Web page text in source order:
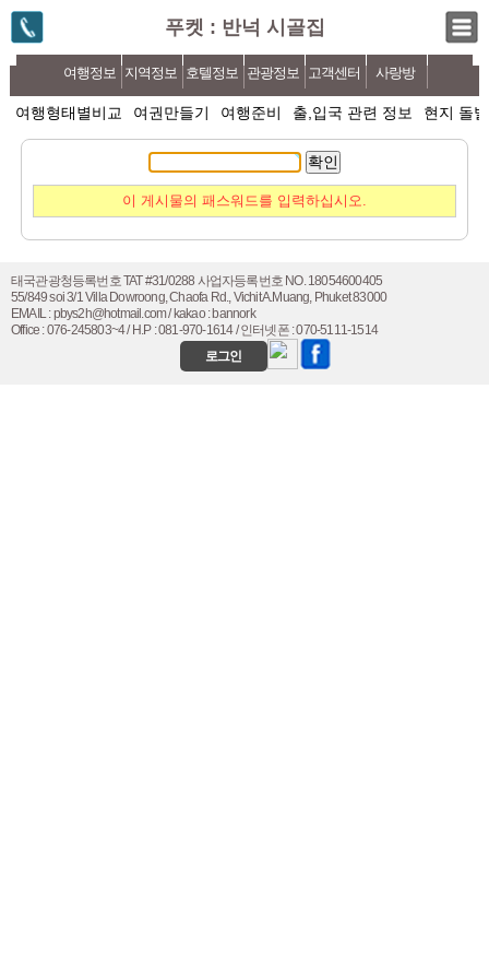
푸켓 : 반넉 시골집
여행정보 지역정보 호텔정보 관광정보 고객센터 사랑방
여행형태별비교 여권만들기 여행준비 출,입국 관련 정보 현지 돌
확인
이 게시물의 패스워드를 입력하십시오.
태국관광청등록번호 TAT #31/0288 사업자등록번호 NO. 18054600405
55/849 soi 3/1 Villa Dowroong, Chaofa Rd., Vichit A.Muang, Phuket 83000
EMAIL : pbys2h@hotmail.com / kakao : bannork
Office : 076-245803~4 / H.P : 081-970-1614 / 인터넷폰 : 070-5111-1514
로그인